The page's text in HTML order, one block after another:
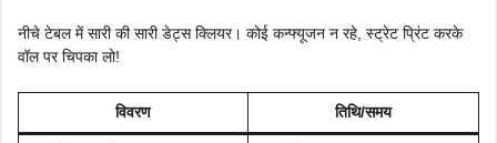
नीचे टेबल में सारी की सारी डेट्स क्लियर। कोई कन्फ्यूजन न रहे, स्ट्रेट प्रिंट करके
वॉल पर चिपका लो!
विवरण तिथि/समय